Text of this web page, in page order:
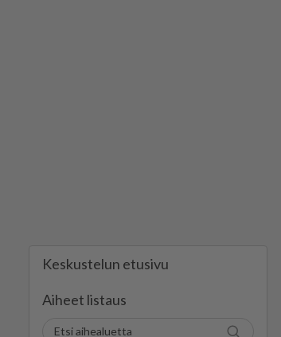
Keskustelun etusivu
Aiheet listaus